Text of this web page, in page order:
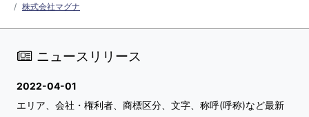
株式会社マグナ
ニュースリリース
2022-04-01
エリア、会社・権利者、商標区分、文字、称呼(呼称)など最新